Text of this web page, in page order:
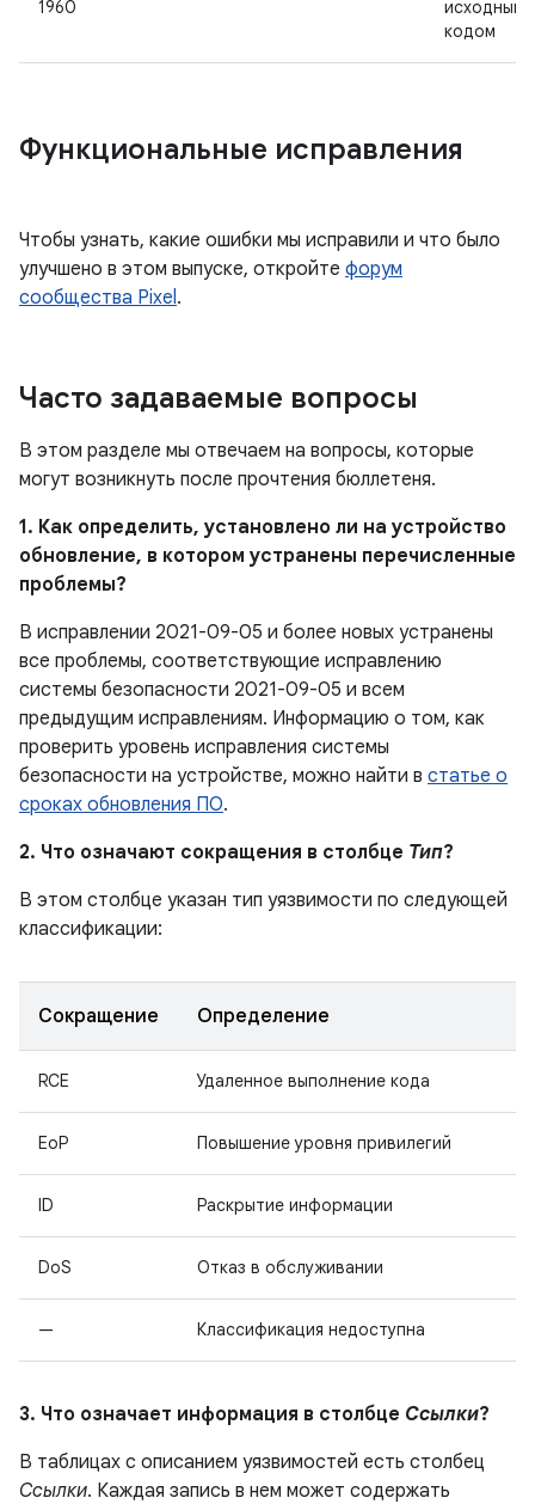
1960
исходным
кодом
Функциональные исправления
Чтобы узнать, какие ошибки мы исправили и что было
улучшено в этом выпуске, откройте форум
сообщества Pixel.
Часто задаваемые вопросы
В этом разделе мы отвечаем на вопросы, которые
могут возникнуть после прочтения бюллетеня.
1. Как определить, установлено ли на устройство
обновление, в котором устранены перечисленные
проблемы?
В исправлении 2021-09-05 и более новых устранены
все проблемы, соответствующие исправлению
системы безопасности 2021-09-05 и всем
предыдущим исправлениям. Информацию о том, как
проверить уровень исправления системы
безопасности на устройстве, можно найти в статье о
сроках обновления ПО.
2. Что означают сокращения в столбце Тип?
В этом столбце указан тип уязвимости по следующей
классификации:
Сокращение Определение
RCE Удаленное выполнение кода
EoP Повышение уровня привилегий
ID Раскрытие информации
DoS Отказ в обслуживании
— Классификация недоступна
3. Что означает информация в столбце Ссылки?
В таблицах с описанием уязвимостей есть столбец
Ссылки. Каждая запись в нем может содержать